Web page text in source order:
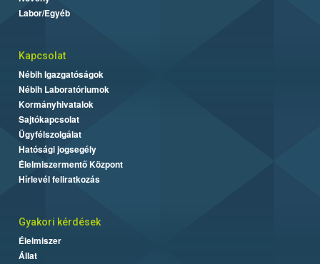
Labor/Egyéb
Kapcsolat
Nébih Igazgatóságok
Nébih Laboratóriumok
Kormányhivatalok
Sajtókapcsolat
Ügyfélszolgálat
Hatósági jogsegély
Élelmiszermentő Központ
Hírlevél feliratkozás
Gyakori kérdések
Élelmiszer
Állat